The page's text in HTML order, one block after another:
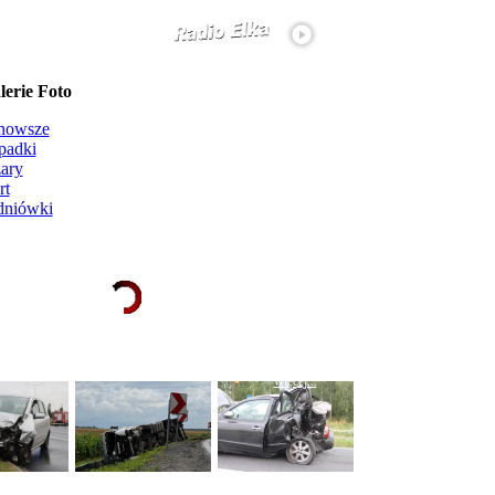
Foto
więcej...